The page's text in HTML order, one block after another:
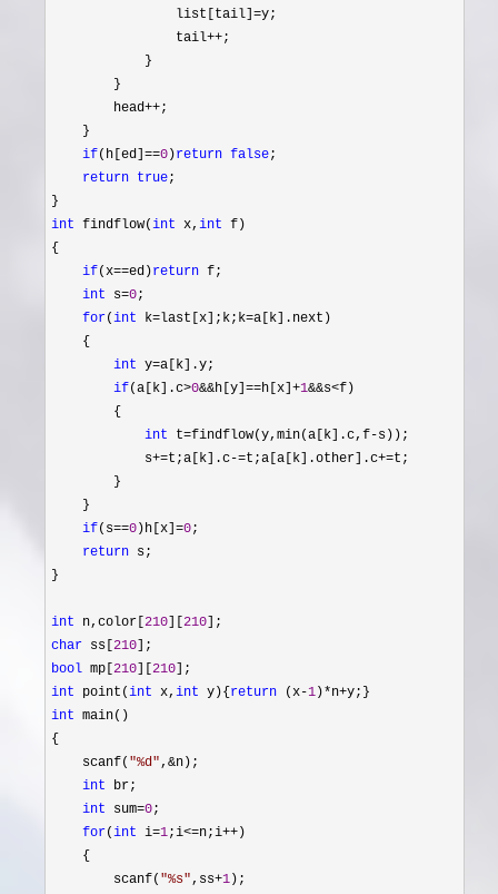
                list[tail]
=y;
                tail
++;
            }
        }
        head
++;
    }
if(h[ed]==0 )return false;
return true;
int findflow(int x, int f)
{
if(x==ed)return f;
int s=0;
for(int k=last[x];k;k=a[k].next)
    {
int y=a[k].y;
if(a[k].c>0&&h[y]==h[x]+1&&s<f)
        {
int t=findflow(y,min(a[k].c,f-s));
            s
+=t;a[k].c-=t;a[a[k].other].c+=t;
        }
    }
if(s==0 )h[x]=0;
return s;
}
int n,color[ 210 210
char ss[ 210
bool mp[ 210 210
int point(int x, int y){ return (x-1 )*n+
int main()
{
    scanf(
"%d",&n);
int br;
int sum=0;
for(int i=1;i<=n;i++ )
    {
        scanf(
"%s",ss+1 );